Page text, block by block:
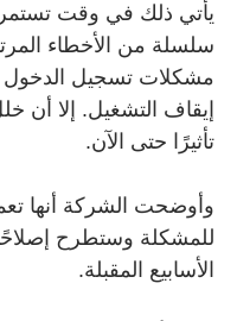
يأتي ذلك في وقت
سلسلة من الأخطاء
تأثيرًا حتى الآن.
وأوضحت الشركة أنها
للمشكلة وستطرح
الأسابيع المقبلة.